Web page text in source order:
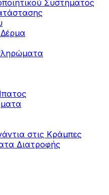
Συστήματος
στις Κράμπες
Διατροφής